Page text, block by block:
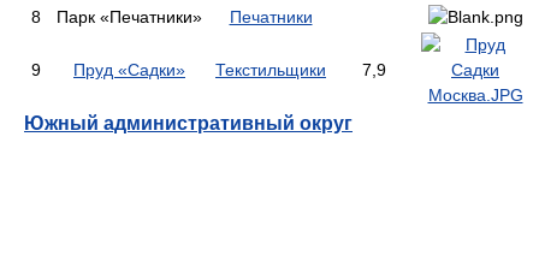
8 Парк «Печатники» Печатники
9 Пруд «Садки» Текстильщики 7,9
Южный административный округ